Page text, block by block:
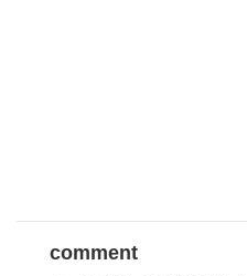
comment